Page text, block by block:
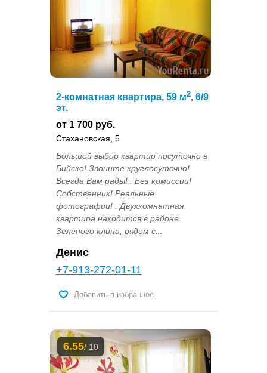
2-комнатная квартира, 59 м2, 6/9
эт.
от 1 700 руб.
Стахановская, 5
Большой выбор квартир посуточно в
Бийске! Звоните круглосуточно!
Всегда Вам рады! . Без комиссии!
Собственник! Реальные
фотографии! . Двухкомнатная
квартира находится в районе
Зеленого клина, рядом с...
Денис
+7-913-272-01-11
Добавить в избранное
6.55/ 10